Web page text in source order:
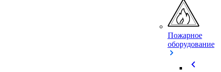
Пожарное
оборудование
chevron_left